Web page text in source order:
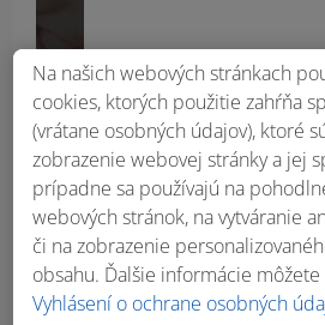
SILVERCREST®
Na našich webových stránkach
cookies, ktorých použitie zahŕňa
(vrátane osobných údajov), ktoré
zobrazenie webovej stránky a jej
prípadne sa používajú na
webových stránok, na vytváranie
či na zobrazenie
obsahu. Ďalšie informácie môžete
Vyhlásení o ochrane osobných